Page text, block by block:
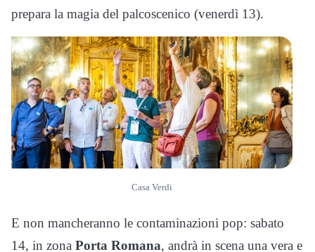
prepara la magia del palcoscenico (venerdì 13).
Casa Verdi
E non mancheranno le contaminazioni pop: sabato
14, in zona Porta Romana, andrà in scena una vera e